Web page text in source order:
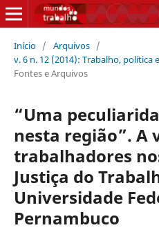
Início / Arquivos /
v. 6 n. 12 (2014): Trabalho, política
Fontes e Arquivos
“Uma
nesta região”. A
trabalhadores
Justiça do
Universidade
Pernambuco